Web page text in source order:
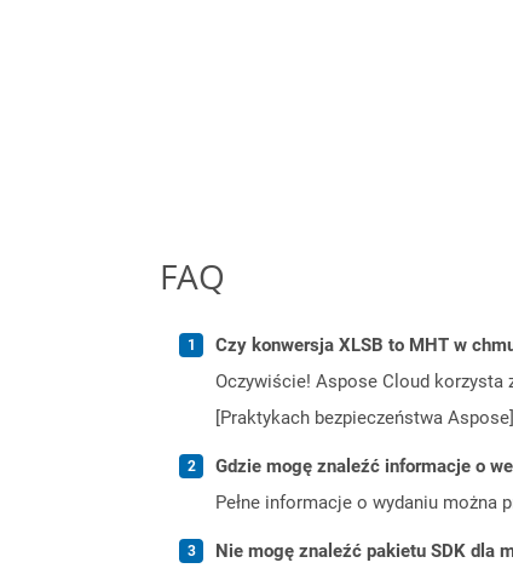
FAQ
Czy konwersja XLSB to MHT w
Oczywiście! Aspose Cloud korzysta
[Praktykach bezpieczeństwa
Gdzie mogę znaleźć informacje o
Pełne informacje o wydaniu można
Nie mogę znaleźć pakietu SDK dla